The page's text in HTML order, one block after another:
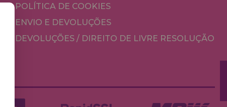
POLÍTICA DE COOKIES
ENVIO E DEVOLUÇÕES
DEVOLUÇÕES / DIREITO DE LIVRE RESOLUÇÃO